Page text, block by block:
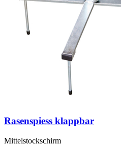
Rasenspiess klappbar
Mittelstockschirm